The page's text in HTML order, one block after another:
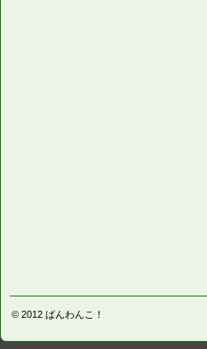
© 2012 ばんわんこ！